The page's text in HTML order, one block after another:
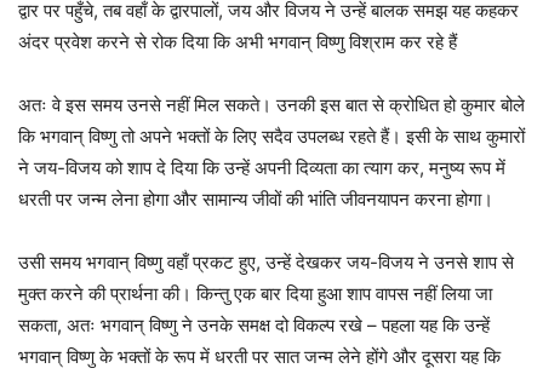
द्वार पर पहुँचे, तब वहाँ के द्वारपालों, जय और विजय ने उन्हें बालक समझ यह कहकर
अंदर प्रवेश करने से रोक दिया कि अभी भगवान् विष्णु विश्राम कर रहे हैं
अतः वे इस समय उनसे नहीं मिल सकते। उनकी इस बात से क्रोधित हो कुमार बोले
कि भगवान् विष्णु तो अपने भक्तों के लिए सदैव उपलब्ध रहते हैं। इसी के साथ कुमारों
ने जय-विजय को शाप दे दिया कि उन्हें अपनी दिव्यता का त्याग कर, मनुष्य रूप में
धरती पर जन्म लेना होगा और सामान्य जीवों की भांति जीवनयापन करना होगा।
उसी समय भगवान् विष्णु वहाँ प्रकट हुए, उन्हें देखकर जय-विजय ने उनसे शाप से
मुक्त करने की प्रार्थना की। किन्तु एक बार दिया हुआ शाप वापस नहीं लिया जा
सकता, अतः भगवान् विष्णु ने उनके समक्ष दो विकल्प रखे – पहला यह कि उन्हें
भगवान् विष्णु के भक्तों के रूप में धरती पर सात जन्म लेने होंगे और दूसरा यह कि